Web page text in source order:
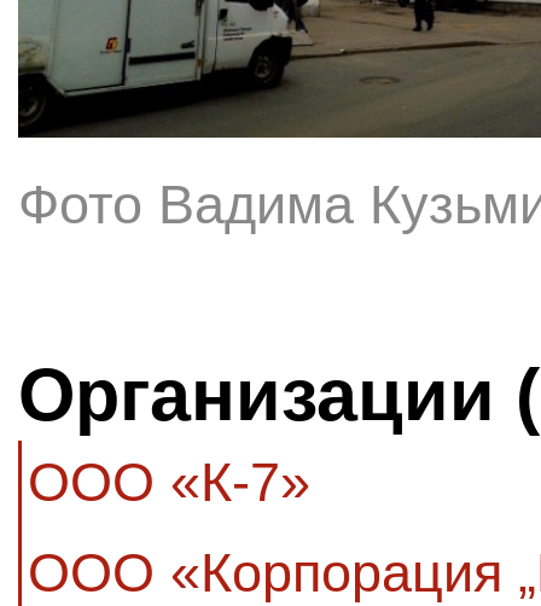
Фото Вадима
Организации
ООО «К-7»
ООО «Корпорация